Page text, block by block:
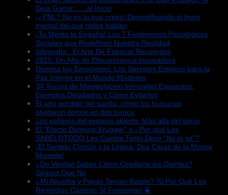
Deja Ganar……al Inicio
¡¿PNL? No es lo que crees! Desmitificando el truco
mental del que todos hablan
¡Tu Mente te Engaña! Los 7 Fenómenos Psicológicos
Sociales que Redefinen Nuestra Realidad
Infografía : El Arte De Fabricar Recuerdos
2025: Un Año de Efervescencia Innovadora
Domina tus Emociones: Los Secretos Estoicos para la
Paz Interior en el Mundo Moderno
34 Trucos de Manipulación Inmorales Expuestos:
Ejemplos Detallados y Cómo Evitarlos
El arte perdido del sueño: cómo los humanos
olvidaron dormir en dos turnos
Los peligros del espacio abierto: Más allá del vacío
El “Efecto Dunning-Krugger” o ¿Por qué Los
SABELOTODO Les Cuesta Tanto Decir “No lo sé”?
¡El Sentido Común y la Lógica: Dos Caras de la Misma
Moneda!
¿De Verdad Sabes Cómo Cepillarte los Dientes?
Seguro Que No
¿Mi Abuelita y Papás Tenían Razón? 🤔 Por Qué Los
Remedios Caseros SÍ Funcionan 🍵